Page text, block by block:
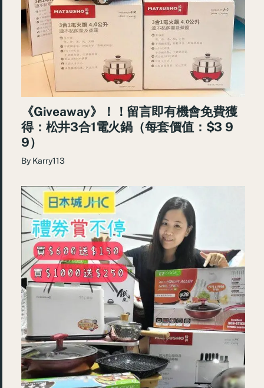
《Giveaway》！！留言即有機會免費獲
得：松井3合1電火鍋（每套價值：$3 9
9）
By Karry113